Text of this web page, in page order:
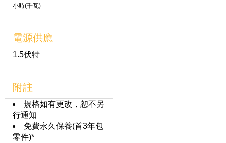
小時(千瓦)
電源供應
1.5伏特
附註
規格如有更改，恕不另
行通知
免費永久保養(首3年包
零件)*